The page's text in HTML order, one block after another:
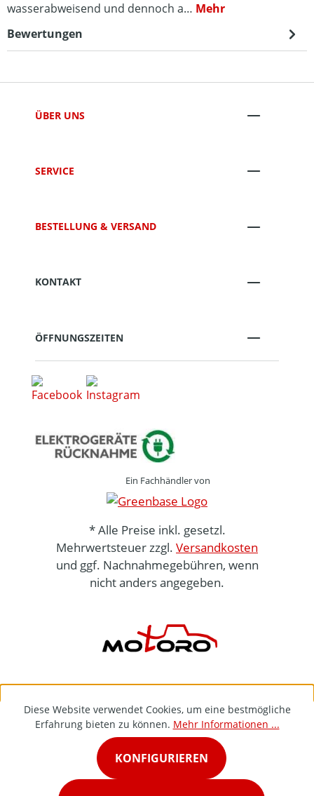
wasserabweisend und dennoch a… Mehr
Bewertungen
ÜBER UNS
SERVICE
BESTELLUNG & VERSAND
KONTAKT
ÖFFNUNGSZEITEN
Ein Fachhändler von
* Alle Preise inkl. gesetzl.
Mehrwertsteuer zzgl. Versandkosten
und ggf. Nachnahmegebühren, wenn
nicht anders angegeben.
Diese Website verwendet Cookies, um eine bestmögliche
Erfahrung bieten zu können. Mehr Informationen ...
KONFIGURIEREN